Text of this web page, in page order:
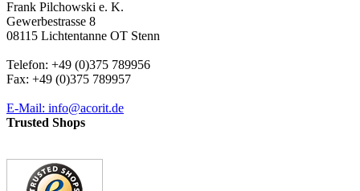
Frank Pilchowski e. K.
Gewerbestrasse 8
08115 Lichtentanne OT Stenn
Telefon: +49 (0)375 789956
Fax: +49 (0)375 789957
E-Mail: info@acorit.de
Trusted Shops